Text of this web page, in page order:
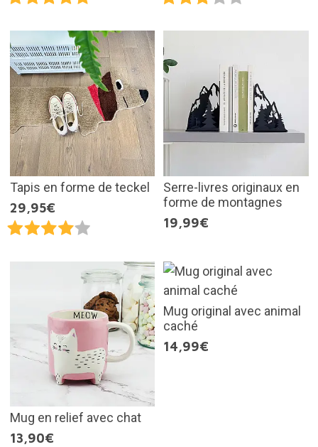
Tapis en forme de teckel
29,95€
Serre-livres originaux en
forme de montagnes
19,99€
Mug en relief avec chat
13,90€
Mug original avec animal
caché
14,99€